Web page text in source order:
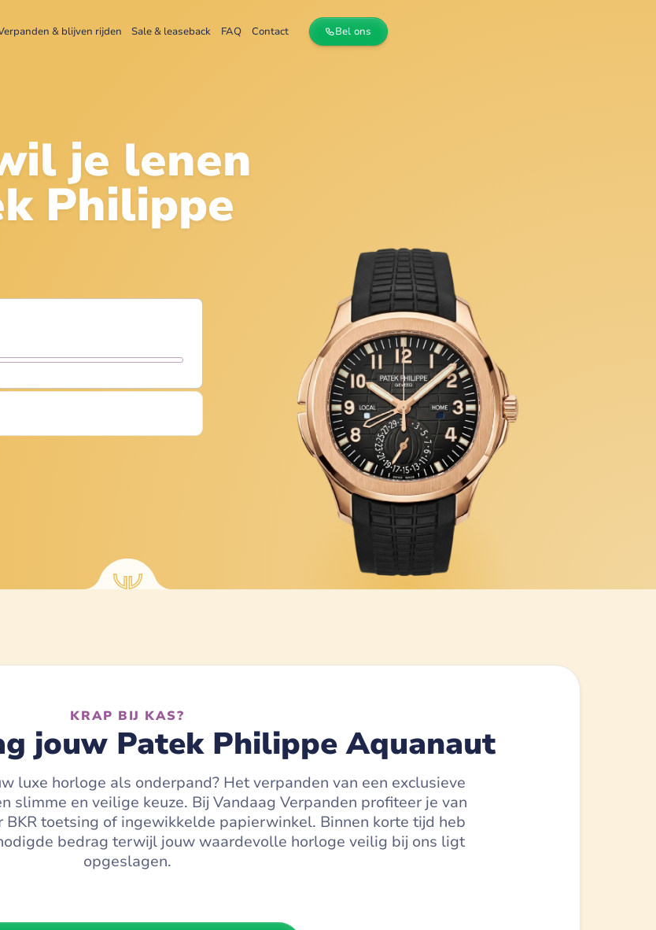
& blijven rijden Sale & leaseback FAQ Contact Bel ons
je lenen
Philippe
KRAP BIJ KAS?
jouw Patek Philippe Aquanaut
luxe horloge als onderpand? Het verpanden van een exclusieve
slimme en veilige keuze. Bij Vandaag Verpanden profiteer je van
toetsing of ingewikkelde papierwinkel. Binnen korte tijd heb
bedrag terwijl jouw waardevolle horloge veilig bij ons ligt
opgeslagen.